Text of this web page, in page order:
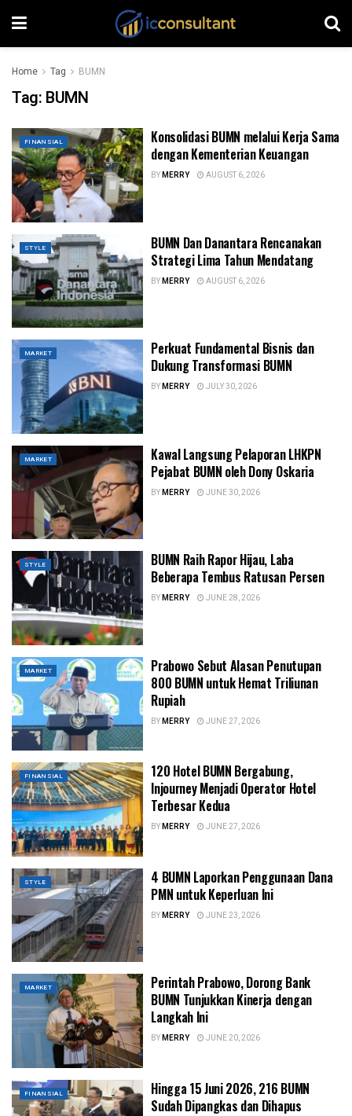
Home Tag BUMN
Tag: BUMN
FINANSIAL
Konsolidasi BUMN melalui Kerja Sama
dengan Kementerian Keuangan
BYMERRY AUGUST 6, 2026
STYLE
BUMN Dan Danantara Rencanakan
Strategi Lima Tahun Mendatang
BYMERRY AUGUST 6, 2026
MARKET
Perkuat Fundamental Bisnis dan
Dukung Transformasi BUMN
BYMERRY JULY 30, 2026
MARKET
Kawal Langsung Pelaporan LHKPN
Pejabat BUMN oleh Dony Oskaria
BYMERRY JUNE 30, 2026
STYLE
BUMN Raih Rapor Hijau, Laba
Beberapa Tembus Ratusan Persen
BYMERRY JUNE 28, 2026
MARKET
Prabowo Sebut Alasan Penutupan
800 BUMN untuk Hemat Triliunan
Rupiah
BYMERRY JUNE 27, 2026
FINANSIAL
120 Hotel BUMN Bergabung,
Injourney Menjadi Operator Hotel
Terbesar Kedua
BYMERRY JUNE 27, 2026
STYLE
4 BUMN Laporkan Penggunaan Dana
PMN untuk Keperluan Ini
BYMERRY JUNE 23, 2026
MARKET
Perintah Prabowo, Dorong Bank
BUMN Tunjukkan Kinerja dengan
Langkah Ini
BYMERRY JUNE 20, 2026
FINANSIAL
Hingga 15 Juni 2026, 216 BUMN
Sudah Dipangkas dan Dihapus